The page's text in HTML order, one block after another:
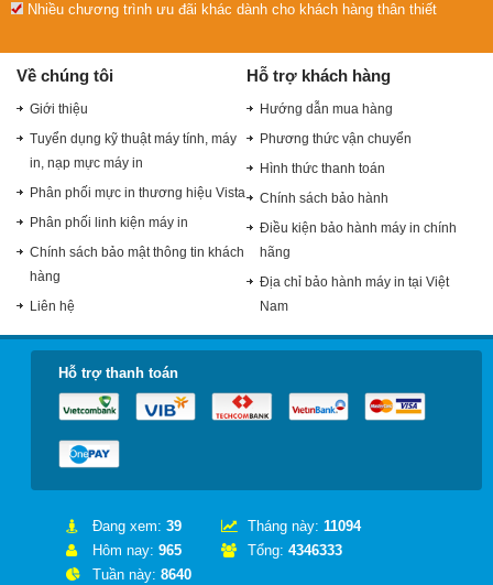
Nhiều chương trình ưu đãi khác dành cho khách hàng thân thiết
Về chúng tôi
Giới thiệu
Tuyển dụng kỹ thuật máy tính, máy
in, nạp mực máy in
Phân phối mực in thương hiệu Vista
Phân phối linh kiện máy in
Chính sách bảo mật thông tin khách
hàng
Liên hệ
Hỗ trợ khách hàng
Hướng dẫn mua hàng
Phương thức vận chuyển
Hình thức thanh toán
Chính sách bảo hành
Điều kiện bảo hành máy in chính
hãng
Địa chỉ bảo hành máy in tại Việt
Nam
Hỗ trợ thanh toán
Đang xem: 39
Hôm nay: 965
Tuần này: 8640
Tháng này: 11094
Tổng: 4346333